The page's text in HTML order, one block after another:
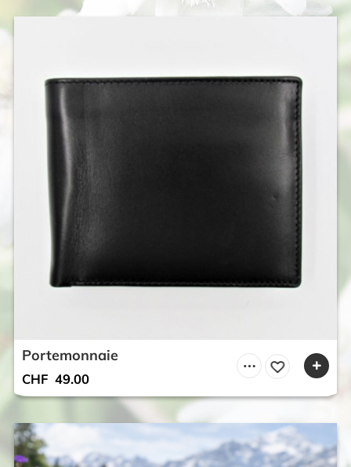
Portemonnaie
CHF 49.00